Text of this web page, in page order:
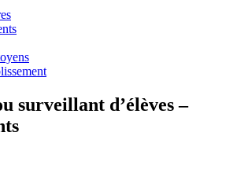
surveillant d’élèves –